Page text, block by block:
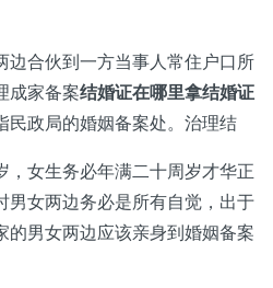
合伙到一方当事人常住户口所
成家备案结婚证在哪里拿结婚证
民政局的婚姻备案处。治理结
女生务必年满二十周岁才华正
男女两边务必是所有自觉，出于
的男女两边应该亲身到婚姻备案